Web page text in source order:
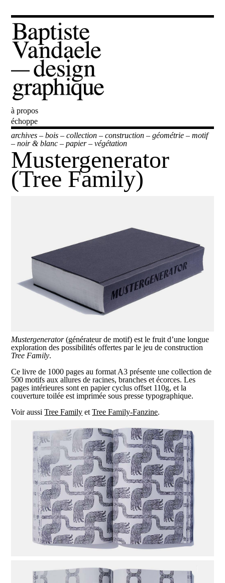
Baptiste
Vandaele
à propos
échoppe
archives –bois –collection –construction –géométrie –motif
–noir & blanc –papier–végétation
Mustergenerator
(Tree Family)
Mustergenerator(générateur de motif) est le fruit d’une longue
exploration des possibilités offertes par le jeu de construction
Tree Family.
Ce livre de 1000 pages au format A3 présente une collection de
500 motifs aux allures de racines, branches et écorces. Les
pages intérieures sont en papier cyclus offset 110g, et la
couverture toilée est imprimée sous presse typographique.
Voir aussiTree Family etTree Family-Fanzine.